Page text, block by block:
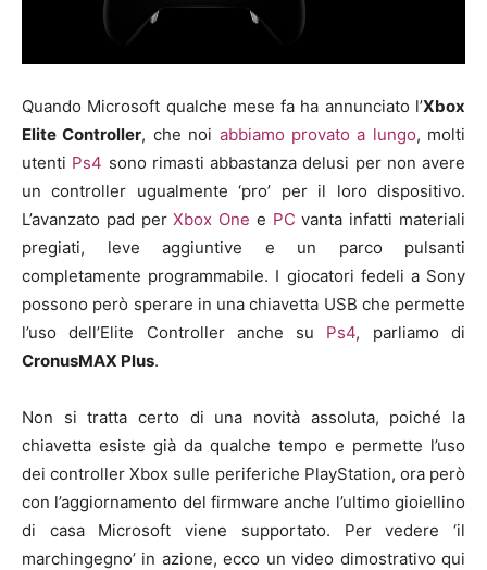
Quando Microsoft qualche mese fa ha annunciato l’Xbox
Elite Controller, che noi abbiamo provato a lungo, molti
utenti Ps4 sono rimasti abbastanza delusi per non avere
un controller ugualmente ‘pro’ per il loro dispositivo.
L’avanzato pad perXbox One e PC vanta infatti materiali
pregiati, leve aggiuntive e un parco pulsanti
completamente programmabile. I giocatori fedeli a Sony
possono però sperare in una chiavetta USB che permette
l’uso dell’Elite Controller anche su Ps4, parliamo di
CronusMAX Plus.
Non si tratta certo di una novità assoluta, poiché la
chiavetta esiste già da qualche tempo e permette l’uso
dei controller Xbox sulle periferiche PlayStation, ora però
con l’aggiornamento del firmware anche l’ultimo gioiellino
di casa Microsoft viene supportato. Per vedere ‘il
marchingegno’ in azione, ecco un video dimostrativo qui